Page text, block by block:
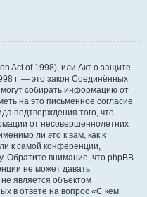
Act of 1998), или Акт о защите
г. — это закон Соединённых
собирать информацию от
на это письменное согласие
подтверждения того, что
от несовершеннолетних
ли это к вам, как к
к самой конференции,
Обратите внимание, что phpBB
не может давать
является объектом
в ответе на вопрос «С кем